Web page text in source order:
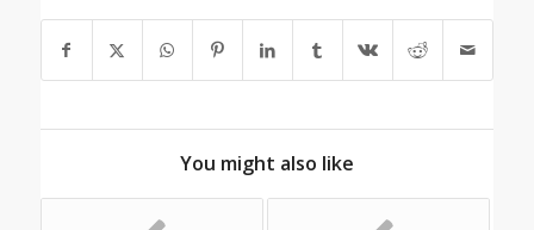
You might also like